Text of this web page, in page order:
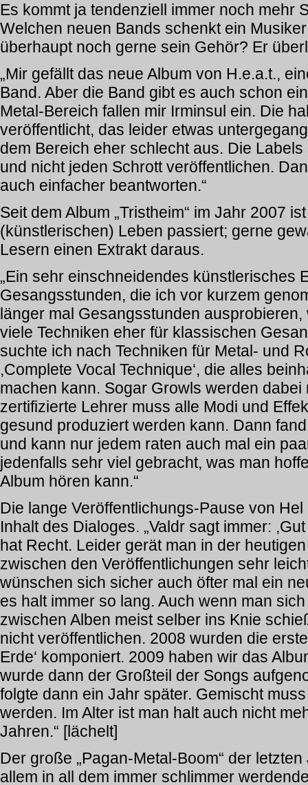
Es kommt ja tendenziell immer noch mehr
Welchen neuen Bands schenkt ein
überhaupt noch gerne sein Gehör? Er
„Mir gefällt das neue Album von H.e.a.t.,
Band. Aber die Band gibt es auch schon
Metal-Bereich fallen mir Irminsul ein. Die
veröffentlicht, das leider etwas
dem Bereich eher schlecht aus. Die
und nicht jeden Schrott veröffentlichen.
auch einfacher beantworten.“
Seit dem Album „Tristheim“ im Jahr 2007
(künstlerischen) Leben passiert; gerne
Lesern einen Extrakt daraus.
„Ein sehr einschneidendes künstlerisches
Gesangsstunden, die ich vor kurzem
länger mal Gesangsstunden
viele Techniken eher für klassischen
suchte ich nach Techniken für Metal- und
,Complete Vocal Technique‘, die alles
machen kann. Sogar Growls werden
zertifizierte Lehrer muss alle Modi und
gesund produziert werden kann. Dann
und kann nur jedem raten auch mal ein
jedenfalls sehr viel gebracht, was man
Album hören kann.“
Die lange Veröffentlichungs-Pause von
Inhalt des Dialoges. „Valdr sagt immer:
hat Recht. Leider gerät man in der
zwischen den Veröffentlichungen sehr
wünschen sich sicher auch öfter mal ein
es halt immer so lang. Auch wenn man
zwischen Alben meist selber ins Knie
nicht veröffentlichen. 2008 wurden die
Erde‘ komponiert. 2009 haben wir das
wurde dann der Großteil der Songs
folgte dann ein Jahr später. Gemischt
werden. Im Alter ist man halt auch nicht
Jahren.“ [lächelt]
Der große „Pagan-Metal-Boom“ der
allem in all dem immer schlimmer